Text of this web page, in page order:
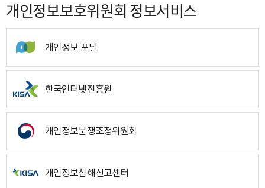
개인정보보호위원회 정보서비스
개인정보 포털
한국인터넷진흥원
개인정보분쟁조정위원회
개인정보침해신고센터